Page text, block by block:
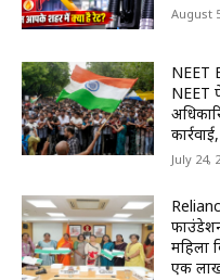
August
NEET
NEET
July 24,
महिला
एक